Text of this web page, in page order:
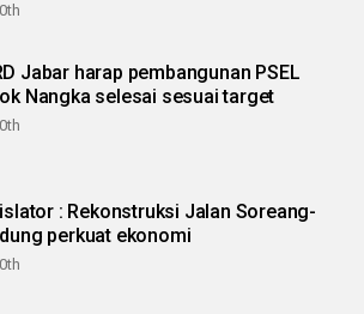
Jabar harap pembangunan PSEL
Nangka selesai sesuai target
Jalan Soreang-
perkuat ekonomi